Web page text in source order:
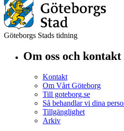
Göteborgs Stads tidning
Om oss och kontakt
Kontakt
Om Vårt Göteborg
Till goteborg.se
Så behandlar vi dina
Tillgänglighet
Arkiv